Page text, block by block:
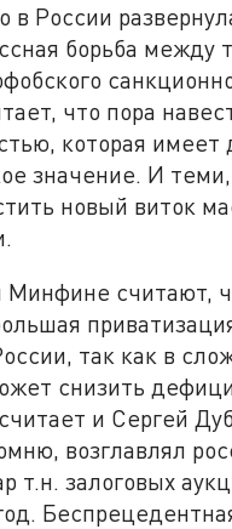
в России
борьба между
что пора
которая имеет
значение. И
новый виток
Минфине считают,
так как в
снизить
и Сергей
возглавлял
т.н. залоговых